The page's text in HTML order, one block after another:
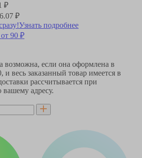
₽
₽
Узнать подробнее
90 ₽
возможна, если она оформлена в
, и весь заказанный товар имеется в
рассчитывается при
вашему адресу.